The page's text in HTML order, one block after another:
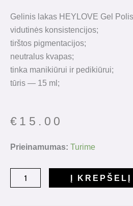
Gelinis lakas HEYLOVE Gel
vidutinės konsistencijos;
tirštos pigmentacijos;
neutralus kvapas;
tinka manikiūrui ir pedikiūrui;
tūris — 15 ml;
€ 15.00
Prieinamumas: Turime
produkto
lakas
Į KREPŠELĮ